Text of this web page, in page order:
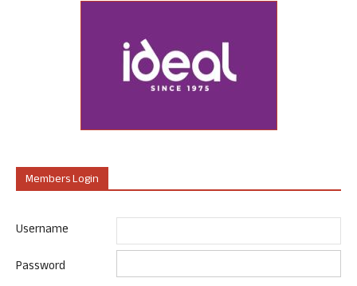
Members Login
Username
Password